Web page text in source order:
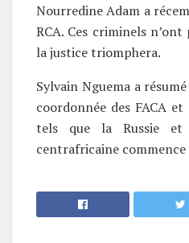
Nourredine Adam a
RCA. Ces criminels
la justice triomphera.
Sylvain Nguema a
coordonnée des FACA
tels que la Russie et
centrafricaine commence